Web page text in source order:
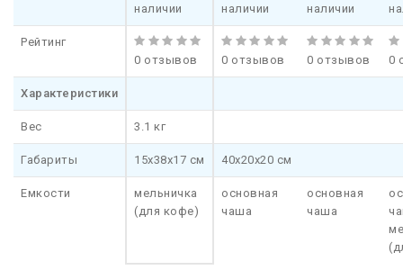
наличии
наличии
наличии
Рейтинг
0 отзывов
0 отзывов 0 отзывов 0
Характеристики
Вес 3.1 кг
Габариты 15x38x17 см 40x20x20 см
Емкости
мельничка
(для кофе)
основная
чаша
основная
чаша